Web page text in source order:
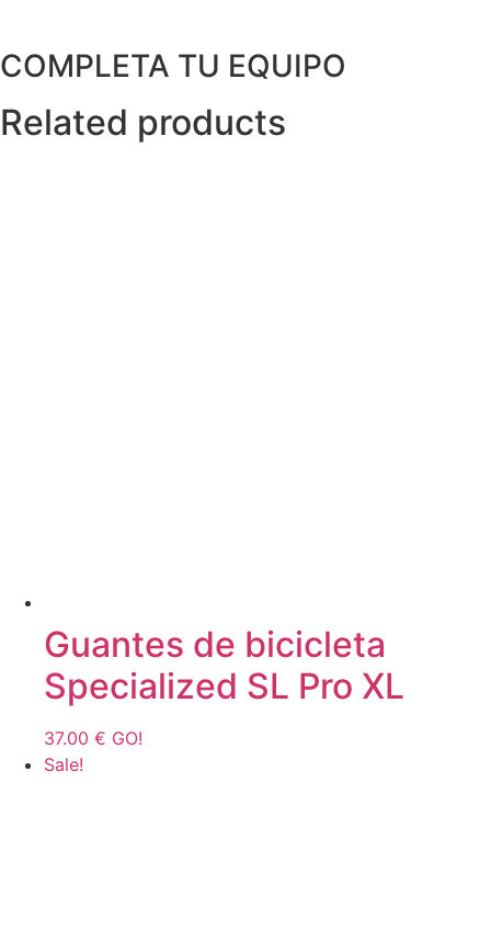
COMPLETA TU EQUIPO
Related products
Guantes de bicicleta
Specialized SL Pro XL
37.00 € GO!
Sale!